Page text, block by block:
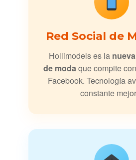
Red Social de
Hollimodels es la
de modaque compite
Facebook. Tecnología
constante